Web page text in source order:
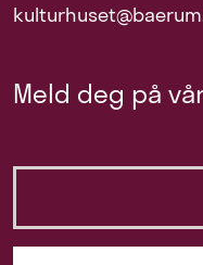
Meld deg på